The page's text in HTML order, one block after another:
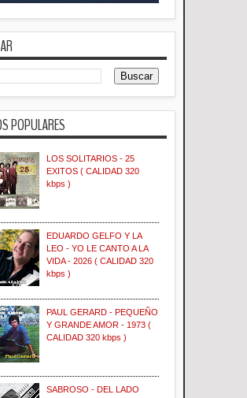
POPULARES
LOS SOLITARIOS - 25
EXITOS ( CALIDAD 320
kbps )
EDUARDO GELFO Y LA
LEO - YO LE CANTO A LA
VIDA - 2026 ( CALIDAD 320
kbps )
PAUL GERARD - PEQUEÑO
Y GRANDE AMOR - 1973 (
CALIDAD 320 kbps )
SABROSO - DEL LADO